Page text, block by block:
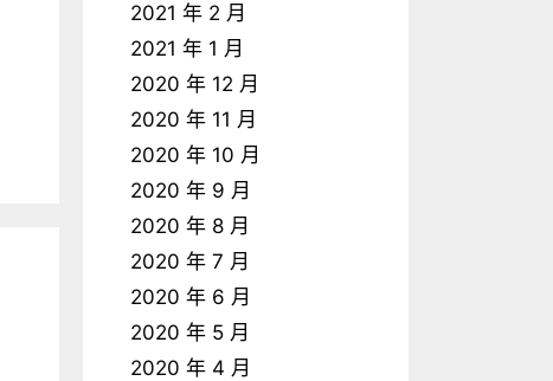
2021 年 2 月
2021 年 1 月
2020 年 12 月
2020 年 11 月
2020 年 10 月
2020 年 9 月
2020 年 8 月
2020 年 7 月
2020 年 6 月
2020 年 5 月
2020 年 4 月